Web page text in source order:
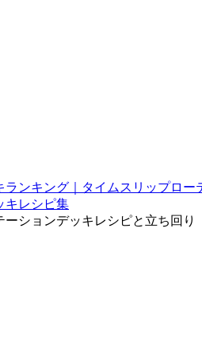
ランキング｜タイムスリップロー
キレシピ集
ションデッキレシピと立ち回り